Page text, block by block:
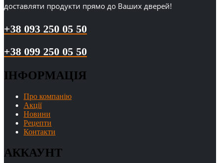
доставляти продукти прямо до Ваших дверей!
+38 093 250 05 50
+38 099 250 05 50
ІНФОРМАЦІЯ
Про компанію
Акції
Новини
Рецепти
Контакти
АККАУНТ